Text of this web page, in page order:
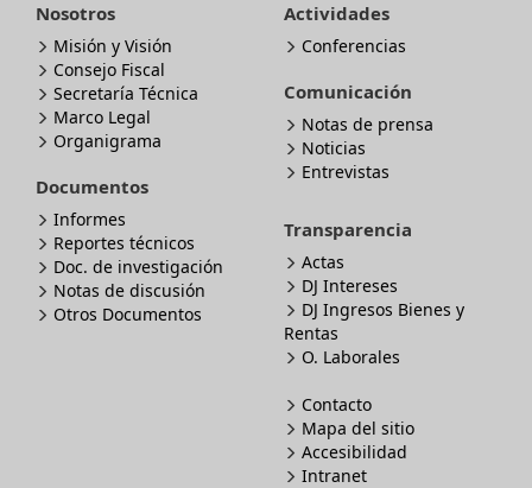
Nosotros
Misión y Visión
Consejo Fiscal
Secretaría Técnica
Marco Legal
Organigrama
Documentos
Informes
Reportes técnicos
Doc. de investigación
Notas de discusión
Otros Documentos
Actividades
Conferencias
Comunicación
Notas de prensa
Noticias
Entrevistas
Transparencia
Actas
DJ Intereses
DJ Ingresos Bienes y
Rentas
O. Laborales
Contacto
Mapa del sitio
Accesibilidad
Intranet